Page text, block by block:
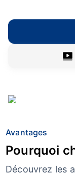
Avantages
Pourquoi
Découvrez les